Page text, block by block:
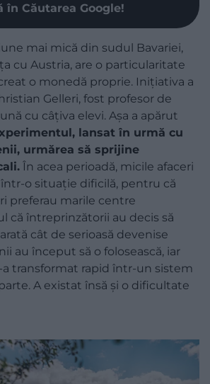
în Căutarea Google!
mai mică din sudul Bavariei,
cu Austria, are o particularitate
o monedă proprie. Inițiativa a
Gelleri, fost profesor de
cu câțiva elevi. Așa a apărut
lansat în urmă cu
urmărea să sprijine
În acea perioadă, micile afaceri
o situație dificilă, pentru că
preferau marile centre
că întreprinzătorii au decis să
cât de serioasă devenise
au început să o folosească, iar
a transformat rapid într-un sistem
A existat însă și o dificultate